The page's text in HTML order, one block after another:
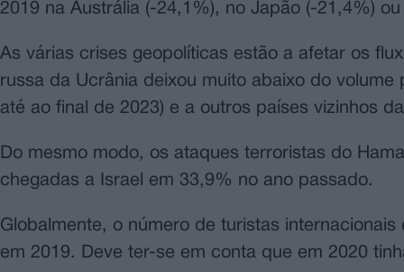
2019 na Austrália (-24,1%), no Japão (-21,4%)
As várias crises geopolíticas estão a afetar os
russa da Ucrânia deixou muito abaixo do
até ao final de 2023) e a outros países vizinhos
Do mesmo modo, os ataques terroristas do
chegadas a Israel em 33,9% no ano passado.
Globalmente, o número de turistas
em 2019. Deve ter-se em conta que em 2020